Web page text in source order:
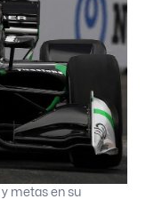
metas en su